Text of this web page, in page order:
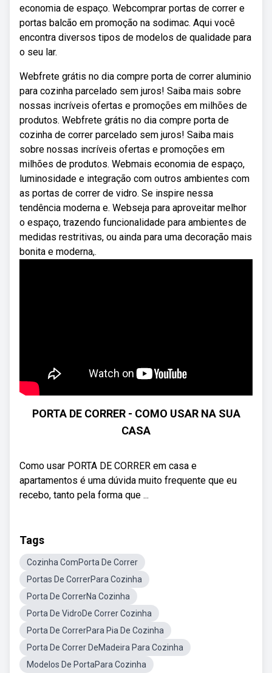
economia de espaço. Webcomprar portas de correr e
portas balcão em promoção na sodimac. Aqui você
encontra diversos tipos de modelos de qualidade para
o seu lar.
Webfrete grátis no dia compre porta de correr aluminio
para cozinha parcelado sem juros! Saiba mais sobre
nossas incríveis ofertas e promoções em milhões de
produtos. Webfrete grátis no dia compre porta de
cozinha de correr parcelado sem juros! Saiba mais
sobre nossas incríveis ofertas e promoções em
milhões de produtos. Webmais economia de espaço,
luminosidade e integração com outros ambientes com
as portas de correr de vidro. Se inspire nessa
tendência moderna e. Webseja para aproveitar melhor
o espaço, trazendo funcionalidade para ambientes de
medidas restritivas, ou ainda para uma decoração mais
bonita e moderna,.
PORTA DE CORRER - COMO USAR NA SUA
CASA
Como usar PORTA DE CORRER em casa e
apartamentos é uma dúvida muito frequente que eu
recebo, tanto pela forma que ...
Tags
Cozinha ComPorta De Correr
Portas De CorrerPara Cozinha
Porta De CorrerNa Cozinha
Porta De VidroDe Correr Cozinha
Porta De CorrerPara Pia De Cozinha
Porta De Correr DeMadeira Para Cozinha
Modelos De PortaPara Cozinha